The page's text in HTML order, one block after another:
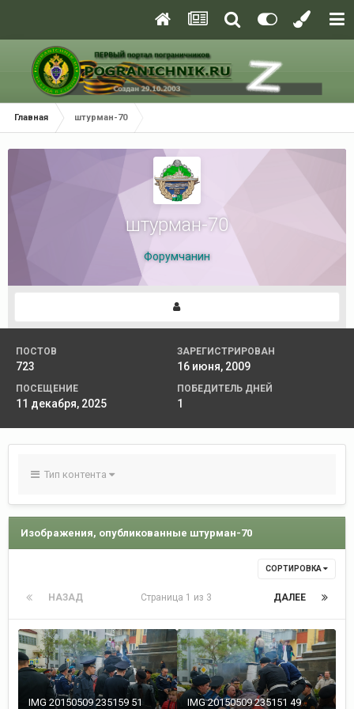
Главная штурман-70
штурман-70
Форумчанин
ПОСТОВ
723
ЗАРЕГИСТРИРОВАН
16 июня, 2009
ПОСЕЩЕНИЕ
11 декабря, 2025
ПОБЕДИТЕЛЬ ДНЕЙ
1
Тип контента
Изображения, опубликованные штурман-70
СОРТИРОВКА
НАЗАД ДАЛЕЕ
Страница 1 из 3
IMG 20150509 235159 51
IMG 20150509 235151 49